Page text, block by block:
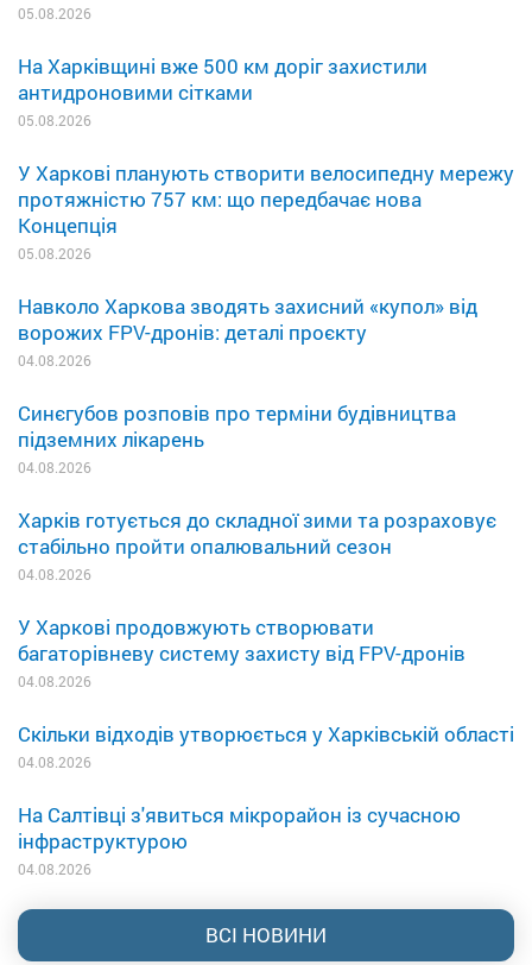
05.08.2026
На Харківщині вже 500 км доріг захистили
антидроновими сітками
05.08.2026
У Харкові планують створити велосипедну мережу
протяжністю 757 км: що передбачає нова
Концепція
05.08.2026
Навколо Харкова зводять захисний «купол» від
ворожих FPV-дронів: деталі проєкту
04.08.2026
Синєгубов розповів про терміни будівництва
підземних лікарень
04.08.2026
Харків готується до складної зими та розраховує
стабільно пройти опалювальний сезон
04.08.2026
У Харкові продовжують створювати
багаторівневу систему захисту від FPV-дронів
04.08.2026
Скільки відходів утворюється у Харківській області
04.08.2026
На Салтівці з'явиться мікрорайон із сучасною
інфраструктурою
04.08.2026
ВСІ НОВИНИ